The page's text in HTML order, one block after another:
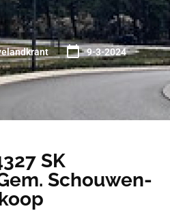
9-3-2024
SK
Schouwen-